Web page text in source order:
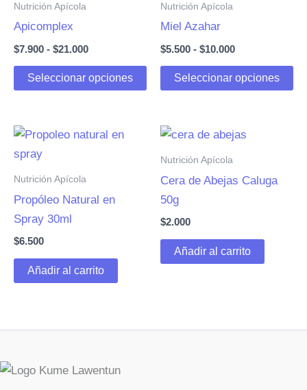
Nutrición Apícola
Apicomplex
$7.900 - $21.000Rango
precios:
desde
Seleccionar opciones
Este
producto
múltiples
Las
opciones
pueden
elegir
Nutrición Apícola
Miel Azahar
$5.500 - $10.000Rango
precios:
desde
Seleccionar opciones
Nutrición Apícola
Propóleo Natural en
Spray 30ml
$6.500
Añadir al carrito
Nutrición Apícola
Cera de Abejas Caluga
50g
$2.000
Añadir al carrito